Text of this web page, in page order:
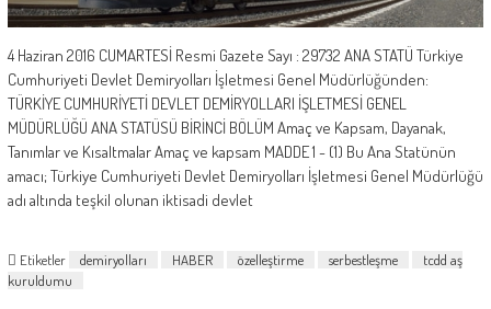
4 Haziran 2016 CUMARTESİ Resmi Gazete Sayı : 29732 ANA STATÜ Türkiye
Cumhuriyeti Devlet Demiryolları İşletmesi Genel Müdürlüğünden:
TÜRKİYE CUMHURİYETİ DEVLET DEMİRYOLLARI İŞLETMESİ GENEL
MÜDÜRLÜĞÜ ANA STATÜSÜ BİRİNCİ BÖLÜM Amaç ve Kapsam, Dayanak,
Tanımlar ve Kısaltmalar Amaç ve kapsam MADDE 1 - (1) Bu Ana Statünün
amacı; Türkiye Cumhuriyeti Devlet Demiryolları İşletmesi Genel Müdürlüğü
adı altında teşkil olunan iktisadi devlet
Etiketler demiryolları HABER özelleştirme serbestleşme
tcdd aş
kuruldumu